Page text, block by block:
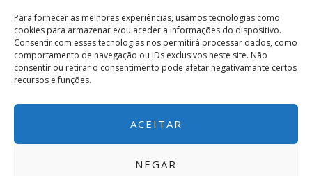
Para fornecer as melhores experiências, usamos tecnologias como
cookies para armazenar e/ou aceder a informações do dispositivo.
Consentir com essas tecnologias nos permitirá processar dados, como
comportamento de navegação ou IDs exclusivos neste site. Não
consentir ou retirar o consentimento pode afetar negativamante certos
recursos e funções.
ACEITAR
NEGAR